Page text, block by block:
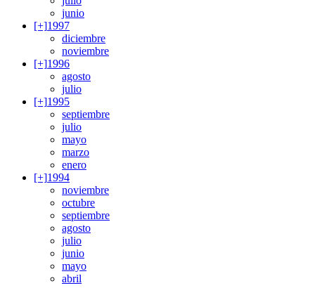
junio
[+]1997
diciembre
noviembre
[+]1996
agosto
julio
[+]1995
septiembre
julio
mayo
marzo
enero
[+]1994
noviembre
octubre
septiembre
agosto
julio
junio
mayo
abril